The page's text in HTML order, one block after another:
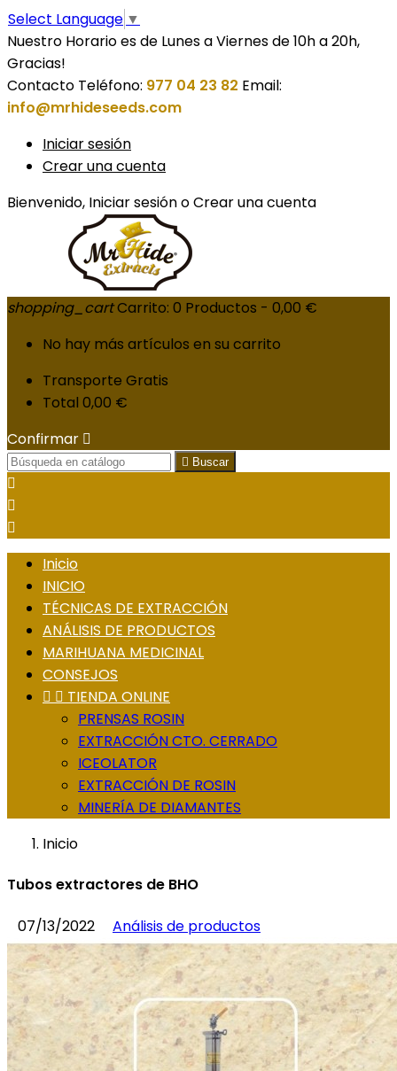
Select Language ▼
Nuestro Horario es de Lunes a Viernes de 10h a 20h,
Gracias!
Contacto Teléfono: 977 04 23 82 Email:
info@mrhideseeds.com
Iniciar sesión
Crear una cuenta
Bienvenido, Iniciar sesiónoCrear una cuenta
shopping_cartCarrito: 0 Productos - 0,00 €
No hay más artículos en su carrito
Transporte Gratis
Total 0,00 €
Confirmar 
 Buscar



Inicio
INICIO
TÉCNICAS DE EXTRACCIÓN
ANÁLISIS DE PRODUCTOS
MARIHUANA MEDICINAL
CONSEJOS
  TIENDA ONLINE
PRENSAS ROSIN
EXTRACCIÓN CTO. CERRADO
ICEOLATOR
EXTRACCIÓN DE ROSIN
MINERÍA DE DIAMANTES
Inicio
Tubos extractores de BHO
07/13/2022 Análisis de productos